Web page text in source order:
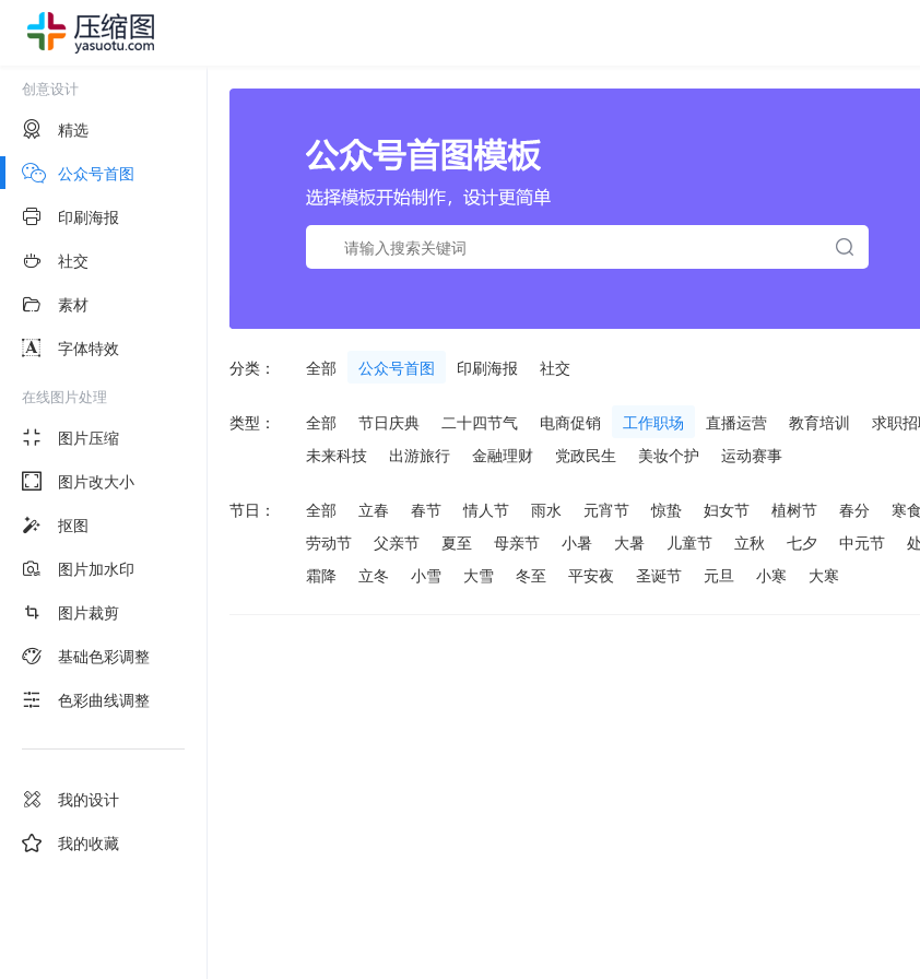
创意设计
精选
公众号首图
印刷海报
社交
素材
字体特效
在线图片处理
图片压缩
图片改大小
抠图
图片加水印
图片裁剪
基础色彩调整
色彩曲线调整
我的设计
我的收藏
分类： 全部 公众号首图 印刷海报 社交
类型： 全部 节日庆典 二十四节气 电商促销 工作职场 直播运营 教育培训 求职
未来科技
出游旅行 金融理财 党政民生 美妆个护 运动赛事
节日： 全部 立春 春节 情人节 雨水 元宵节 惊蛰 妇女节 植树节 春分 寒食
劳动节
父亲节 夏至 母亲节 小暑 大暑 儿童节 立秋 七夕 中元节
霜降
立冬 小雪 大雪 冬至 平安夜 圣诞节 元旦 小寒 大寒